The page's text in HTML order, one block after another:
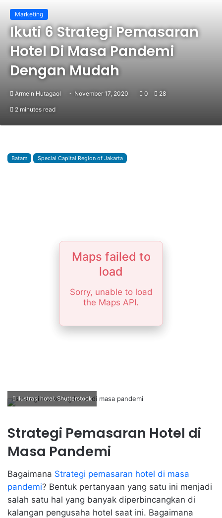
Marketing
Ikuti 6 Strategi Pemasaran
Hotel Di Masa Pandemi
Dengan Mudah
Armein Hutagaol November 17, 2020 0 28
2 minutes read
Ilustrasi hotel. Shutterstock
Strategi Pemasaran Hotel di
Masa Pandemi
Bagaimana Strategi pemasaran hotel di masa
pandemi? Bentuk pertanyaan yang satu ini menjadi
salah satu hal yang banyak diperbincangkan di
kalangan pengusaha hotel saat ini. Bagaimana
Batam Special Capital Region of Jakarta
Maps failed to
load
Sorry, unable to load
the Maps API.